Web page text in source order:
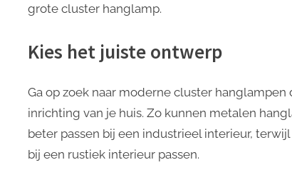
grote cluster hanglamp.
Kies het juiste ontwerp
Ga op zoek naar moderne cluster hanglampen
inrichting van je huis. Zo kunnen metalen
beter passen bij een industrieel interieur,
bij een rustiek interieur passen.